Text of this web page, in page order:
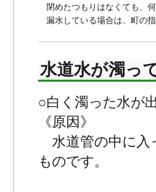
閉めたつもりはなくても、
漏水している場合は、町の
水道水が濁っ
○白く濁った水が
《原因》
水道管の中に入
ものです。